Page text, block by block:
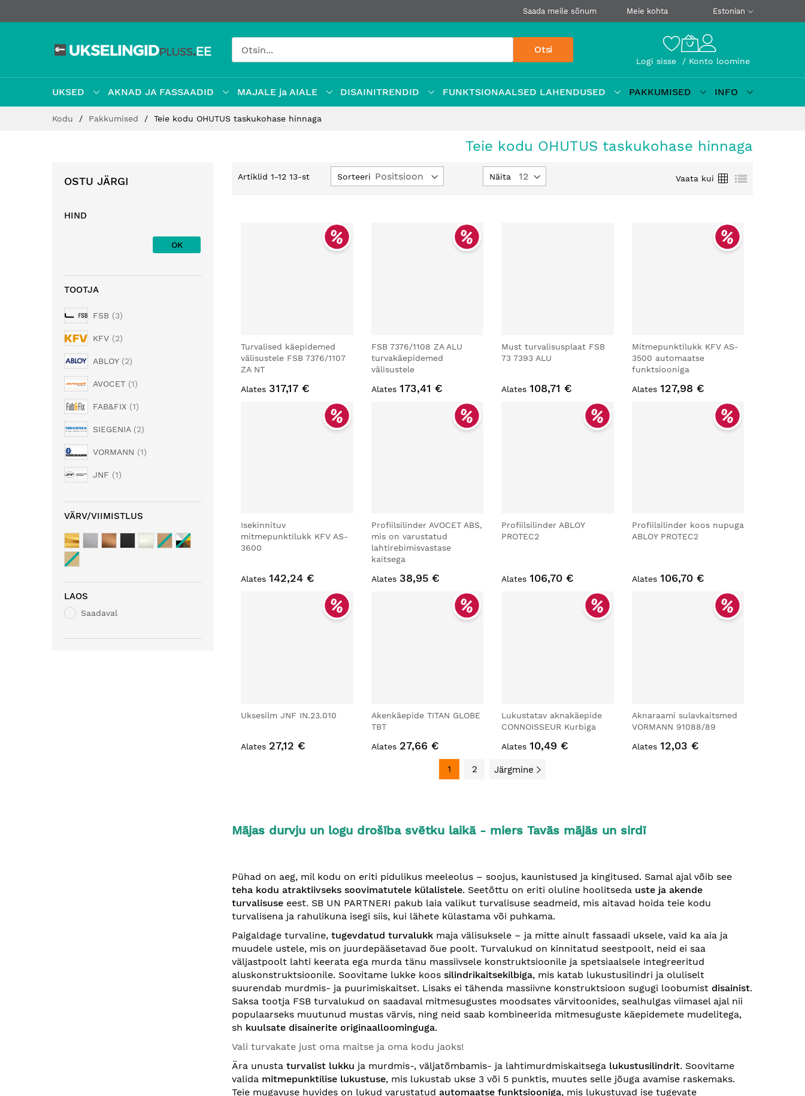
Saada meile sõnum Meie kohta Estonian
Otsi
Logi sisse Konto loomine
UKSED AKNAD JA FASSAADID MAJALE ja AIALE DISAINITRENDID FUNKTSIONAALSED LAHENDUSED PAKKUMISED
INFO
Kodu Pakkumised Teie kodu OHUTUS taskukohase hinnaga
Teie kodu OHUTUS taskukohase hinnaga
Artiklid 1-12 13-st Sorteeri Näita Vaata kui
Ruudustik
Loetelu
Turvalised käepidemed
välisustele FSB 7376/1107
ZA NT
Alates 317,17 €
FSB 7376/1108 ZA ALU
turvakäepidemed
välisustele
Alates 173,41 €
Must turvalisusplaat FSB
73 7393 ALU
Alates 108,71 €
Mitmepunktilukk KFV AS-
3500 automaatse
funktsiooniga
Alates 127,98 €
Isekinnituv
mitmepunktilukk KFV AS-
3600
Alates 142,24 €
Profiilsilinder AVOCET ABS,
mis on varustatud
lahtirebimisvastase
kaitsega
Alates 38,95 €
Profiilsilinder ABLOY
PROTEC2
Alates 106,70 €
Profiilsilinder koos nupuga
ABLOY PROTEC2
Alates 106,70 €
Uksesilm JNF IN.23.010
Alates 27,12 €
Akenkäepide TITAN GLOBE
TBT
Alates 27,66 €
Lukustatav aknakäepide
CONNOISSEUR Kurbiga
Alates 10,49 €
Aknaraami sulavkaitsmed
VORMANN 91088/89
Alates 12,03 €
1 2 Järgmine
Mājas durvju un logu drošība svētku laikā - miers Tavās mājās un sirdī
Pühad on aeg, mil kodu on eriti pidulikus meeleolus – soojus, kaunistused ja kingitused. Samal ajal võib see
teha kodu atraktiivseks soovimatutele külalistele. Seetõttu on eriti oluline hoolitseda uste ja akende
turvalisuse eest. SB UN PARTNERI pakub laia valikut turvalisuse seadmeid, mis aitavad hoida teie kodu
turvalisena ja rahulikuna isegi siis, kui lähete külastama või puhkama.
Paigaldage turvaline, tugevdatud turvalukk maja välisuksele – ja mitte ainult fassaadi uksele, vaid ka aia ja
muudele ustele, mis on juurdepääsetavad õue poolt. Turvalukud on kinnitatud seestpoolt, neid ei saa
väljastpoolt lahti keerata ega murda tänu massiivsele konstruktsioonile ja spetsiaalsele integreeritud
aluskonstruktsioonile. Soovitame lukke koos silindrikaitsekilbiga, mis katab lukustusilindri ja oluliselt
suurendab murdmis- ja puurimiskaitset. Lisaks ei tähenda massiivne konstruktsioon sugugi loobumist disainist.
Saksa tootja FSB turvalukud on saadaval mitmesugustes moodsates värvitoonides, sealhulgas viimasel ajal nii
populaarseks muutunud mustas värvis, ning neid saab kombineerida mitmesuguste käepidemete mudelitega,
sh kuulsate disainerite originaalloominguga.
Vali turvakate just oma maitse ja oma kodu jaoks!
Ära unusta turvalist lukku ja murdmis-, väljatõmbamis- ja lahtimurdmiskaitsega lukustusilindrit. Soovitame
valida mitmepunktilise lukustuse, mis lukustab ukse 3 või 5 punktis, muutes selle jõuga avamise raskemaks.
Teie mugavuse huvides on lukud varustatud automaatse funktsiooniga, mis lukustuvad ise tugevate
OSTU JÄRGI
HIND
OK
TOOTJA
FSB 3
KFV 2
ABLOY 2
AVOCET 1
FAB&FIX 1
SIEGENIA 2
VORMANN 1
JNF 1
VÄRV/VIIMISTLUS
LAOS
Saadaval